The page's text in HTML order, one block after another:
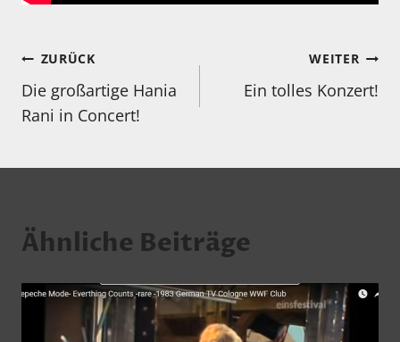
Beitragsnavigation
ZURÜCK
Die großartige Hania
Rani in Concert!
WEITER
Ein tolles Konzert!
Ähnliche Beiträge